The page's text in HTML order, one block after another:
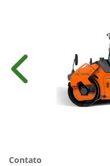
Anterior
Contato